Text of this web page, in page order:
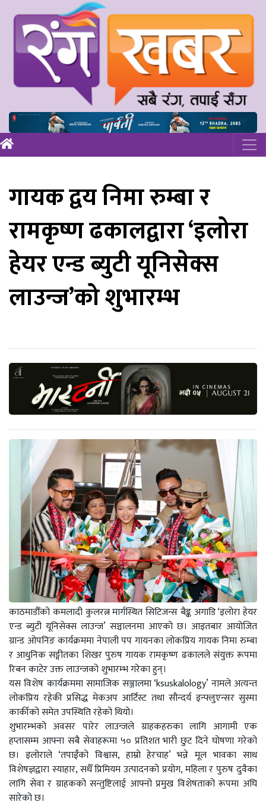
गायक द्वय निमा रुम्बा र
रामकृष्ण ढकालद्वारा ‘इलोरा
हेयर एन्ड ब्युटी यूनिसेक्स
लाउन्ज’को शुभारम्भ
काठमाडौँको कमलादी कुलरत्न मार्गस्थित सिटिजन्स बैङ्क अगाडि ‘इलोरा हेयर
एन्ड ब्युटी यूनिसेक्स लाउन्ज’ सञ्चालनमा आएको छ। आइतबार आयोजित
ग्रान्ड ओपनिङ कार्यक्रममा नेपाली पप गायनका लोकप्रिय गायक निमा रुम्बा
र आधुनिक सङ्गीतका शिखर पुरुष गायक रामकृष्ण ढकालले संयुक्त रूपमा
रिबन काटेर उक्त लाउन्जको शुभारम्भ गरेका हुन्।
यस विशेष कार्यक्रममा सामाजिक सञ्जालमा ‘ksuskalology’ नामले अत्यन्त
लोकप्रिय रहेकी प्रसिद्ध मेकअप आर्टिस्ट तथा सौन्दर्य इन्फ्लुएन्सर सुस्मा
कार्कीको समेत उपस्थिति रहेको थियो।
शुभारम्भको अवसर पारेर लाउन्जले ग्राहकहरुका लागि आगामी एक
हप्तासम्म आफ्ना सबै सेवाहरूमा ५० प्रतिशत भारी छुट दिने घोषणा गरेको
छ। इलोराले ‘तपाईँको विश्वास, हाम्रो हेरचाह’ भन्ने मूल भावका साथ
विशेषज्ञद्वारा स्याहार, सधैँ प्रिमियम उत्पादनको प्रयोग, महिला र पुरुष दुवैका
लागि सेवा र ग्राहकको सन्तुष्टिलाई आफ्नो प्रमुख विशेषताको रूपमा अघि
सारेको छ।